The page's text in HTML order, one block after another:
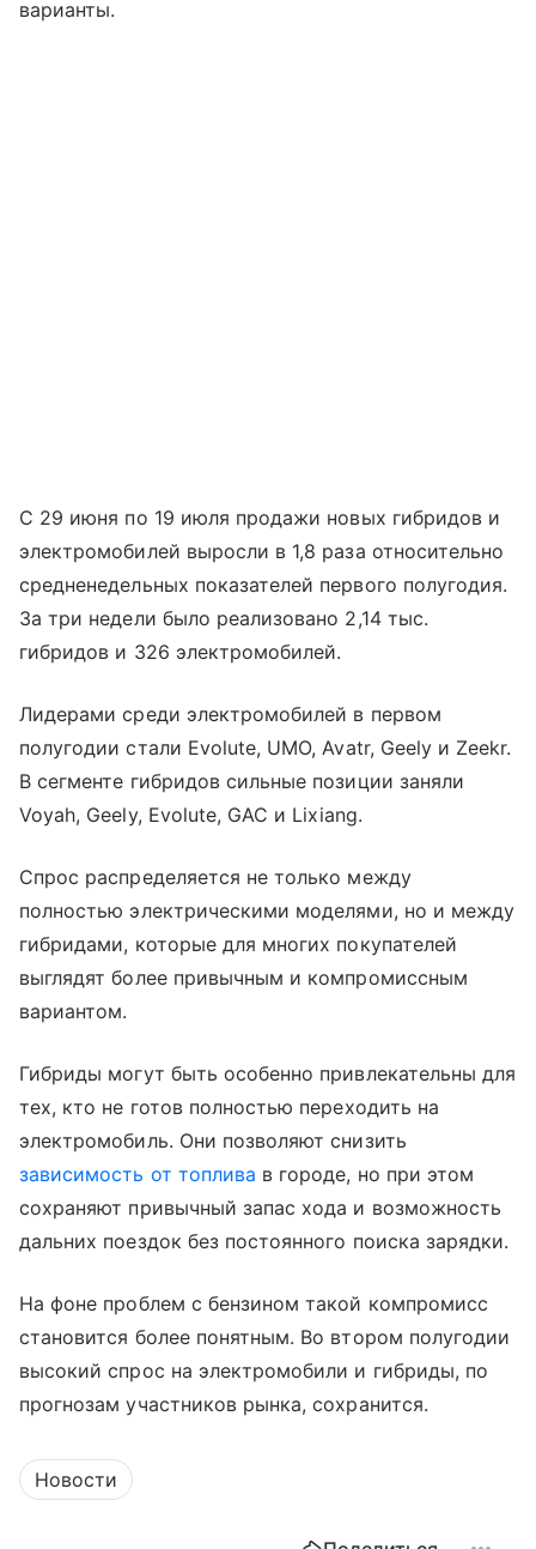
варианты.
С 29 июня по 19 июля продажи новых гибридов и
электромобилей выросли в 1,8 раза относительно
средненедельных показателей первого полугодия.
За три недели было реализовано 2,14 тыс.
гибридов и 326 электромобилей.
Лидерами среди электромобилей в первом
полугодии стали Evolute, UMO, Avatr, Geely и Zeekr.
В сегменте гибридов сильные позиции заняли
Voyah, Geely, Evolute, GAC и Lixiang.
Спрос распределяется не только между
полностью электрическими моделями, но и между
гибридами, которые для многих покупателей
выглядят более привычным и компромиссным
вариантом.
Гибриды могут быть особенно привлекательны для
тех, кто не готов полностью переходить на
электромобиль. Они позволяют снизить
зависимость от топлива в городе, но при этом
сохраняют привычный запас хода и возможность
дальних поездок без постоянного поиска зарядки.
На фоне проблем с бензином такой компромисс
становится более понятным. Во втором полугодии
высокий спрос на электромобили и гибриды, по
прогнозам участников рынка, сохранится.
Новости